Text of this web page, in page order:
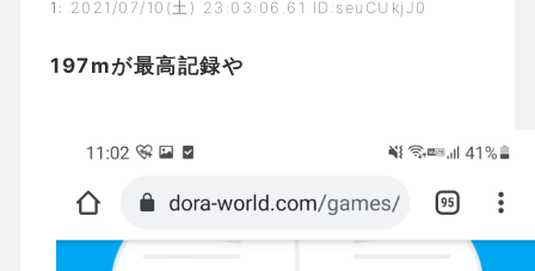
1 : 2021/07/10(土) 23:03:06.61 ID:seuCUkjJ0
197mが最高記録や